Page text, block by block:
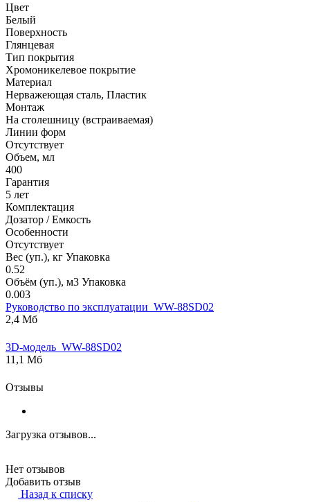
Цвет
Белый
Поверхность
Глянцевая
Тип покрытия
Хромоникелевое покрытие
Материал
Нерважеющая сталь, Пластик
Монтаж
На столешницу (встраиваемая)
Линии форм
Отсутствует
Объем, мл
400
Гарантия
5 лет
Комплектация
Дозатор / Емкость
Особенности
Отсутствует
Вес (уп.), кг Упаковка
0.52
Объём (уп.), м3 Упаковка
0.003
Руководство по эксплуатации_WW-88SD02
2,4 Мб
3D-модель_WW-88SD02
11,1 Мб
Отзывы
Загрузка отзывов...
Нет отзывов
Добавить отзыв
Назад к списку